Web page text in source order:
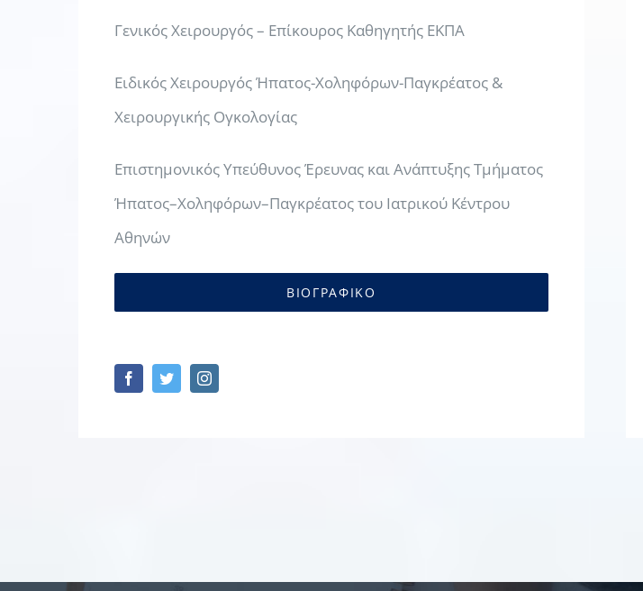
Γενικός Χειρουργός – Επίκουρος Καθηγητής ΕΚΠΑ
Ειδικός Χειρουργός Ήπατος-Χοληφόρων-Παγκρέατος &
Χειρουργικής Ογκολογίας
Επιστημονικός Υπεύθυνος Έρευνας και Ανάπτυξης Τμήματος
Ήπατος–Χοληφόρων–Παγκρέατος του Ιατρικού Κέντρου
Αθηνών
ΒΙΟΓΡΑΦΙΚΟ